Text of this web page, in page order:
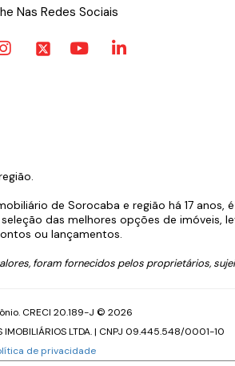
Nas Redes Sociais
de Sorocaba e região há 17
das melhores opções de imóveis,
ou lançamentos.
foram fornecidos pelos proprietários,
CRECI 20.189-J © 2026
IMOBILIÁRIOS LTDA. | CNPJ 09.445.548/0001-10
de privacidade